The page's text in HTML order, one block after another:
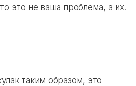
это не ваша проблема, а их.
таким образом, это